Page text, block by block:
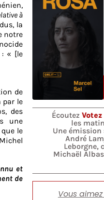
à
la
notre
: « [le
de
par le
des
une
le
et
de
Écoutez
les
Une
André
Leborgne,
Michaël
Vous